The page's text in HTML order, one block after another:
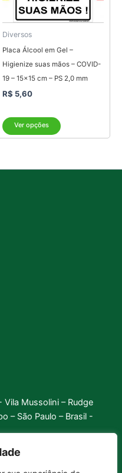
Diversos
Placa Álcool em Gel –
Higienize suas mãos – COVID-
19 – 15×15 cm – PS 2,0 mm
R$ 5,60
Ver opções
opções
podem
ser
escolhidas
na
página
do
Vila Mussolini – Rudge
– São Paulo – Brasil -